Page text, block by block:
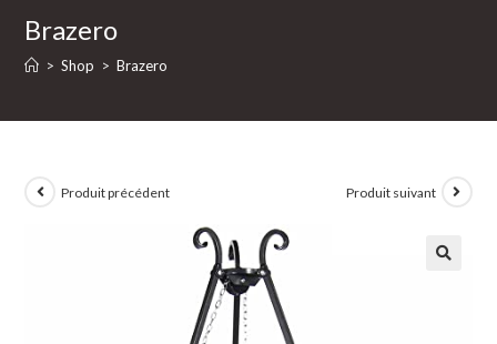
Brazero
> Shop > Brazero
Produit précédent Produit suivant